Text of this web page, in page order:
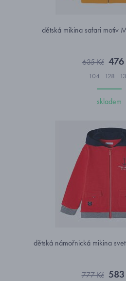
dětská mikina safari motiv
635 Kč 476
104 128
skladem
dětská námořnická mikina
777 Kč 583